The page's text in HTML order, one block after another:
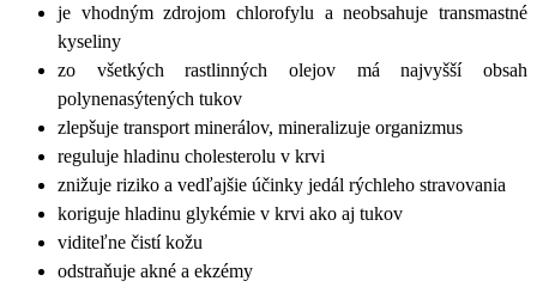
je vhodným zdrojom chlorofylu a neobsahuje transmastné
kyseliny
zo všetkých rastlinných olejov má najvyšší obsah
polynenasýtených tukov
zlepšuje transport minerálov, mineralizuje organizmus
reguluje hladinu cholesterolu v krvi
znižuje riziko a vedľajšie účinky jedál rýchleho stravovania
koriguje hladinu glykémie v krvi ako aj tukov
viditeľne čistí kožu
odstraňuje akné a ekzémy